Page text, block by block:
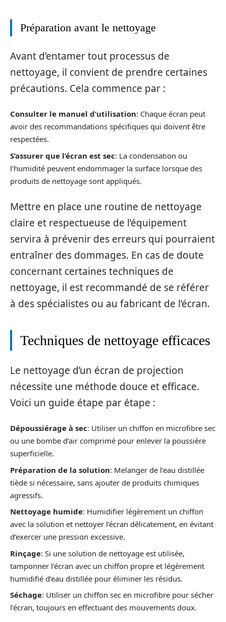
Préparation avant le nettoyage
Avant d’entamer tout processus de
nettoyage, il convient de prendre certaines
précautions. Cela commence par :
Consulter le manuel d’utilisation: Chaque écran peut
avoir des recommandations spécifiques qui doivent être
respectées.
S’assurer que l’écran est sec: La condensation ou
l’humidité peuvent endommager la surface lorsque des
produits de nettoyage sont appliqués.
Mettre en place une routine de nettoyage
claire et respectueuse de l’équipement
servira à prévenir des erreurs qui pourraient
entraîner des dommages. En cas de doute
concernant certaines techniques de
nettoyage, il est recommandé de se référer
à des spécialistes ou au fabricant de l’écran.
Techniques de nettoyage efficaces
Le nettoyage d’un écran de projection
nécessite une méthode douce et efficace.
Voici un guide étape par étape :
Dépoussiérage à sec: Utiliser un chiffon en microfibre sec
ou une bombe d’air comprimé pour enlever la poussière
superficielle.
Préparation de la solution: Melanger de l’eau distillée
tiède si nécessaire, sans ajouter de produits chimiques
agressifs.
Nettoyage humide: Humidifier légèrement un chiffon
avec la solution et nettoyer l’écran délicatement, en évitant
d’exercer une pression excessive.
Rinçage: Si une solution de nettoyage est utilisée,
tamponner l’écran avec un chiffon propre et légèrement
humidifié d’eau distillée pour éliminer les résidus.
Séchage: Utiliser un chiffon sec en microfibre pour sécher
l’écran, toujours en effectuant des mouvements doux.